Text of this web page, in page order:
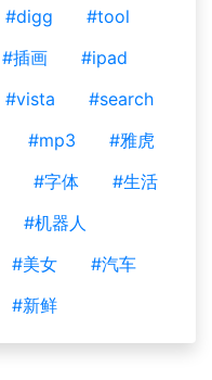
#digg
#tool
#插画
#ipad
#vista
#search
#mp3
#雅虎
#字体
#生活
#机器人
#美女
#汽车
#新鲜